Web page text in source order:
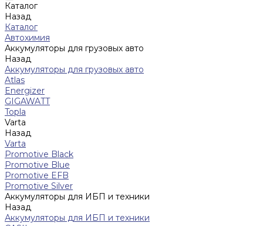
Каталог
Назад
Каталог
Автохимия
Аккумуляторы для грузовых авто
Назад
Аккумуляторы для грузовых авто
Atlas
Energizer
GIGAWATT
Topla
Varta
Назад
Varta
Promotive Black
Promotive Blue
Promotive EFB
Promotive Silver
Аккумуляторы для ИБП и техники
Назад
Аккумуляторы для ИБП и техники